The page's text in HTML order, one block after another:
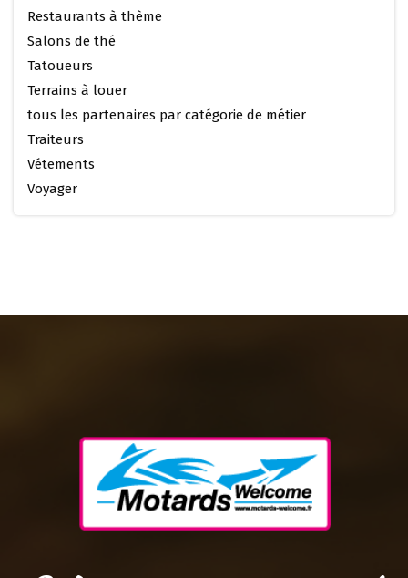
Restaurants à thème
Salons de thé
Tatoueurs
Terrains à louer
tous les partenaires par catégorie de métier
Traiteurs
Vétements
Voyager